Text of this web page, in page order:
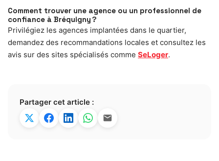
Comment trouver une agence ou un professionnel de
confiance à Bréquigny ?
Privilégiez les agences implantées dans le quartier,
demandez des recommandations locales et consultez les
avis sur des sites spécialisés comme SeLoger.
Partager cet article :